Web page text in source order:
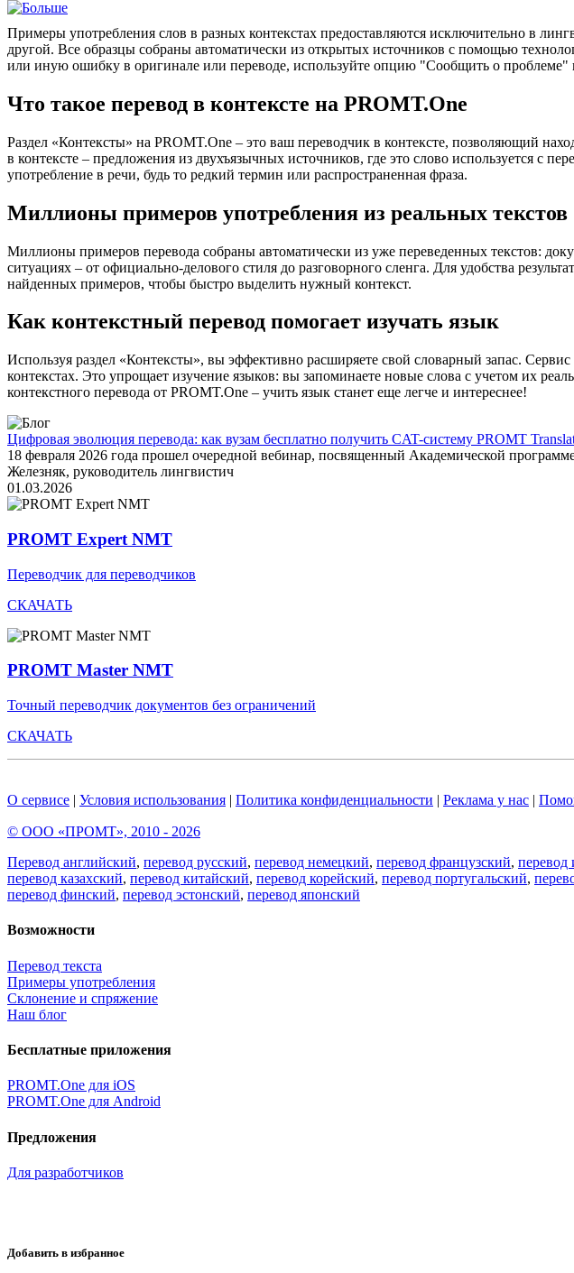
Примеры употребления слов в разных контекстах предоставляются исключительно в
другой. Все образцы собраны автоматически из открытых источников с помощью
или иную ошибку в оригинале или переводе, используйте опцию "Сообщить о проблеме"
Что такое перевод в контексте на PROMT.One
Раздел «Контексты» на PROMT.One – это ваш переводчик в контексте, позволяющий
в контексте – предложения из двухъязычных источников, где это слово используется
употребление в речи, будь то редкий термин или распространенная фраза.
Миллионы примеров употребления из реальных текстов
Миллионы примеров перевода собраны автоматически из уже переведенных текстов:
ситуациях – от официально-делового стиля до разговорного сленга. Для удобства
найденных примеров, чтобы быстро выделить нужный контекст.
Как контекстный перевод помогает изучать язык
Используя раздел «Контексты», вы эффективно расширяете свой словарный запас.
контекстах. Это упрощает изучение языков: вы запоминаете новые слова с учетом их
контекстного перевода от PROMT.One – учить язык станет еще легче и интереснее!
Цифровая эволюция перевода: как вузам бесплатно получить CAT-систему PROMT
18 февраля 2026 года прошел очередной вебинар, посвященный Академической
Железняк, руководитель лингвистич
01.03.2026
PROMT Expert NMT
Переводчик для переводчиков
СКАЧАТЬ
PROMT Master NMT
Точный переводчик документов без ограничений
СКАЧАТЬ
О сервисе | Условия использования | Политика конфиденциальности | Реклама у нас |
© ООО «ПРОМТ», 2010 - 2026
Перевод английский, перевод русский, перевод немецкий, перевод французский, перевод
перевод казахский, перевод китайский, перевод корейский, перевод португальский,
перевод финский, перевод эстонский, перевод японский
Возможности
Перевод текста
Примеры употребления
Склонение и спряжение
Наш блог
Бесплатные приложения
PROMT.One для iOS
PROMT.One для Android
Предложения
Для разработчиков
Добавить в избранное